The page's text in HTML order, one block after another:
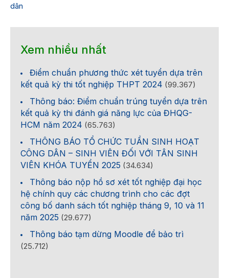
dân
Xem nhiều nhất
Điểm chuẩn phương thức xét tuyển dựa trên
kết quả kỳ thi tốt nghiệp THPT 2024 (99.367)
Thông báo: Điểm chuẩn trúng tuyển dựa trên
kết quả kỳ thi đánh giá năng lực của ĐHQG-
HCM năm 2024 (65.763)
THÔNG BÁO TỔ CHỨC TUẦN SINH HOẠT
CÔNG DÂN – SINH VIÊN ĐỐI VỚI TÂN SINH
VIÊN KHÓA TUYỂN 2025 (34.634)
Thông báo nộp hồ sơ xét tốt nghiệp đại học
hệ chính quy các chương trình cho các đợt
công bố danh sách tốt nghiệp tháng 9, 10 và 11
năm 2025 (29.677)
Thông báo tạm dừng Moodle để bảo trì
(25.712)